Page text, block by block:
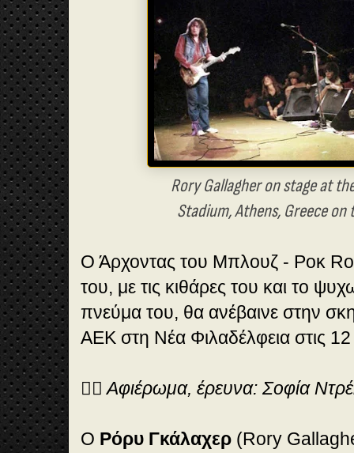
Rory Gallagher on stage at
Stadium, Athens, Greece on
Ο Άρχοντας του Μπλουζ - Ροκ
του, με τις κιθάρες του και το
πνεύμα του, θα ανέβαινε στην
ΑΕΚ στη Νέα Φιλαδέλφεια στις
✍🏻 Αφιέρωμα, έρευνα: Σοφία
Ο Ρόρυ Γκάλαχερ (Rory